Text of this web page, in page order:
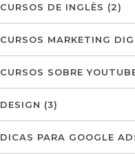
CURSOS DE INGLÊS (2)
CURSOS MARKETING
CURSOS SOBRE
DESIGN (3)
DICAS PARA GOOGLE